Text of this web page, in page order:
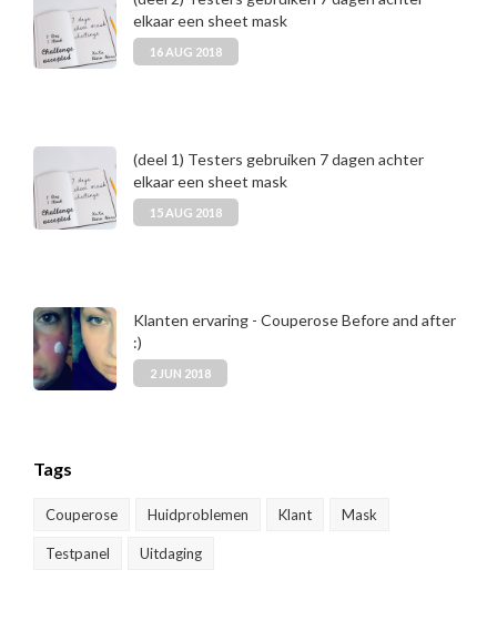
elkaar een sheet mask
16 AUG 2018
(deel 1) Testers gebruiken 7 dagen achter
elkaar een sheet mask
15 AUG 2018
Klanten ervaring - Couperose Before and after
:)
2 JUN 2018
Tags
Couperose Huidproblemen Klant Mask
Testpanel Uitdaging